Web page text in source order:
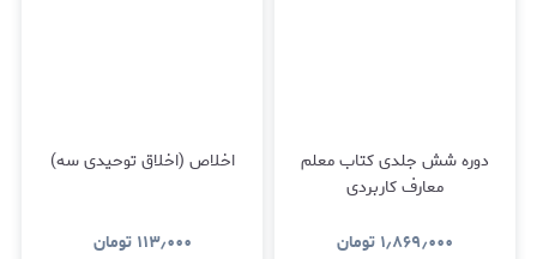
دوره شش جلدی کتاب معلم
معارف کاربردی
۱٫۸۶۹٫۰۰۰ تومان
اخلاص (اخلاق توحیدی سه)
۱۱۳٫۰۰۰ تومان